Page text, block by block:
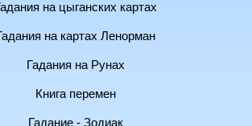
на цыганских картах
на картах Ленорман
Гадания на Рунах
Книга перемен
Гадание - Зодиак